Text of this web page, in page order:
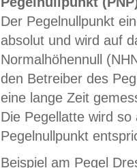
Der Pegelnullpunkt
absolut und wird auf
Normalhöhennull
den Betreiber des
eine lange Zeit
Die Pegellatte wird
Pegelnullpunkt
Beispiel am Pegel